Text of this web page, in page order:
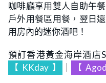
咖啡廳享用雙人自助午
戶外用餐區用餐，翌日
用房內的迷你酒吧！
預訂香港黃金海岸酒店
【 KKday 】 【